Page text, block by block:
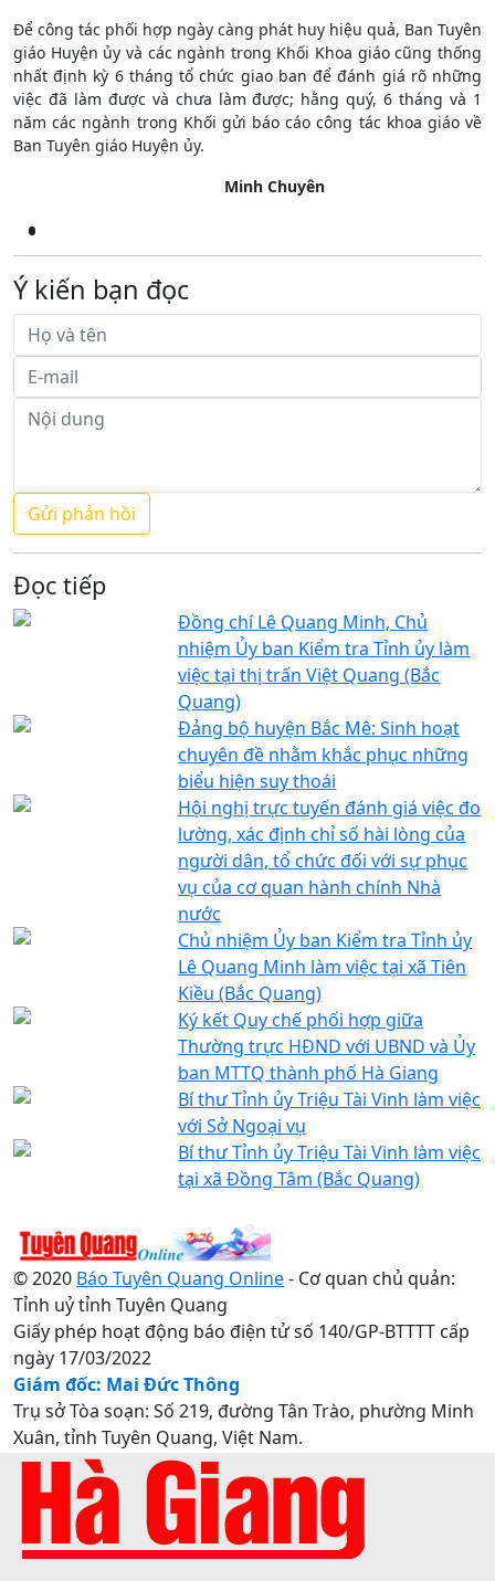
Để công tác phối hợp ngày càng phát huy hiệu quả, Ban Tuyên
giáo Huyện ủy và các ngành trong Khối Khoa giáo cũng thống
nhất định kỳ 6 tháng tổ chức giao ban để đánh giá rõ những
việc đã làm được và chưa làm được; hằng quý, 6 tháng và 1
năm các ngành trong Khối gửi báo cáo công tác khoa giáo về
Ban Tuyên giáo Huyện ủy.
Minh Chuyên
Ý kiến bạn đọc
Đọc tiếp
Đồng chí Lê Quang Minh, Chủ
nhiệm Ủy ban Kiểm tra Tỉnh ủy làm
việc tại thị trấn Việt Quang (Bắc
Quang)
Đảng bộ huyện Bắc Mê: Sinh hoạt
chuyên đề nhằm khắc phục những
biểu hiện suy thoái
Hội nghị trực tuyến đánh giá việc đo
lường, xác định chỉ số hài lòng của
người dân, tổ chức đối với sự phục
vụ của cơ quan hành chính Nhà
nước
Chủ nhiệm Ủy ban Kiểm tra Tỉnh ủy
Lê Quang Minh làm việc tại xã Tiên
Kiều (Bắc Quang)
Ký kết Quy chế phối hợp giữa
Thường trực HĐND với UBND và Ủy
ban MTTQ thành phố Hà Giang
Bí thư Tỉnh ủy Triệu Tài Vinh làm việc
với Sở Ngoại vụ
Bí thư Tỉnh ủy Triệu Tài Vinh làm việc
tại xã Đồng Tâm (Bắc Quang)
© 2020 Báo Tuyên Quang Online- Cơ quan chủ quản:
Tỉnh uỷ tỉnh Tuyên Quang
Giấy phép hoạt động báo điện tử số 140/GP-BTTTT cấp
ngày 17/03/2022
Giám đốc: Mai Đức Thông
Trụ sở Tòa soạn: Số 219, đường Tân Trào, phường Minh
Xuân, tỉnh Tuyên Quang, Việt Nam.
Điện thoại: 0207.3822820 - 0207.3817155 / Fax:
0207.3822821 - Email:
baotuyenquang.com.vn@gmail.com